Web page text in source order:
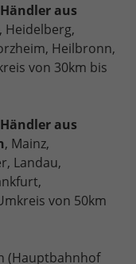
aus
Heidelberg,
Heilbronn,
von 30km bis
aus
, Mainz,
Landau,
von 50km
(Hauptbahnhof